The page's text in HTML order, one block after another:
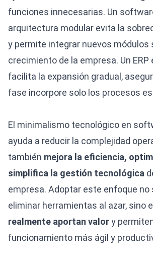
funciones innecesarias. Un
arquitectura modular evita la
y permite integrar nuevos módulos
crecimiento de la empresa. Un ERP
facilita la expansión gradual,
fase incorpore solo los procesos
El minimalismo tecnológico en
ayuda a reducir la complejidad
también mejora la eficiencia,
simplifica la gestión tecnológica
empresa. Adoptar este enfoque no
eliminar herramientas al azar, sino
realmente aportan valory
funcionamiento más ágil y